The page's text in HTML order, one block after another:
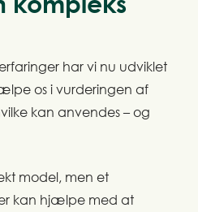
har vi nu udviklet
os i vurderingen af
kan anvendes – og
model, men et
kan hjælpe med at